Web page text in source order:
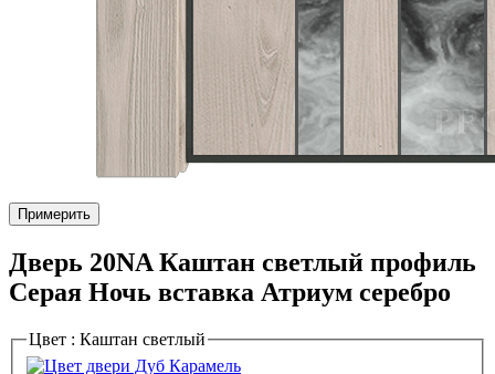
Примерить
Дверь 20NA Каштан светлый профиль
Серая Ночь вставка Атриум серебро
Цвет : Каштан светлый